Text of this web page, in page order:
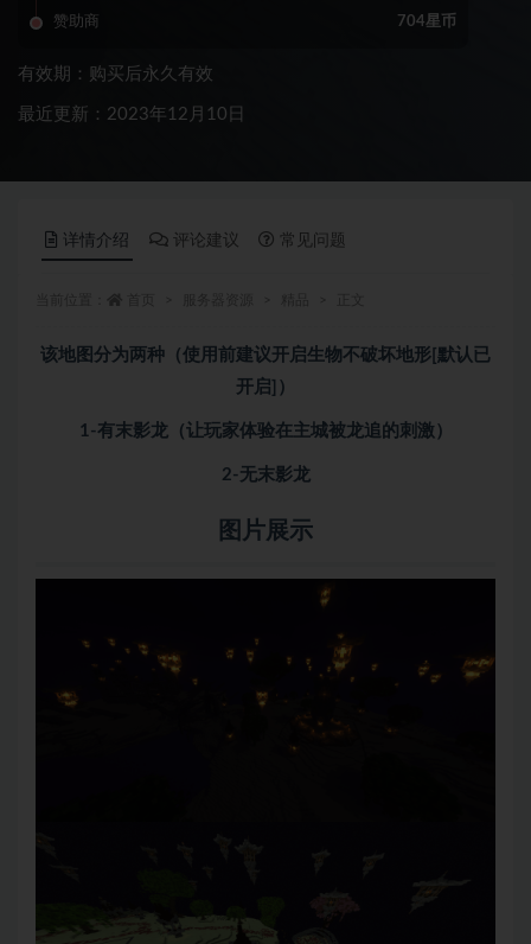
赞助商 704星币
有效期：购买后永久有效
最近更新：2023年12月10日
详情介绍 评论建议 常见问题
该地图分为两种（使用前建议开启生物不破坏地形[默认已
开启]）
1-有末影龙（让玩家体验在主城被龙追的刺激）
2-无末影龙
图片展示